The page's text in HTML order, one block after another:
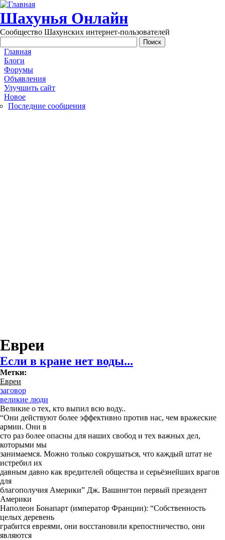
Перейти к основному содержанию
Шахунья Онлайн
Сообщество Шахунских интернет-пользователей
Main menu
Главная
Блоги
Форумы
Объявления
Улучшить сайт
Новое
Последние сообщения
Евреи
Если в кране нет воды...
Метки:
Евреи
заговор
великие люди
Великие о тех, кто выпил всю воду..
“Они действуют более эффективно против нас, чем вражеские
армии. Они в
сто раз более опасны для наших свобод и тех важных дел,
которыми мы
занимаемся. Можно только сокрушаться, что каждый штат не
истребил их
давным давно как вредителей общества и серьёзнейших врагов
для
благополучия Америки” Дж. Вашингтон первый президент
Америки
Наполеон Бонапарт (император Франции): “Собственность
целых деревень
грабится евреями, они восстановили крепостничество, они
являются